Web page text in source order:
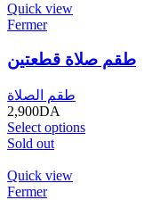
Quick view
Fermer
طقم صلاة قطعتين
طقم الصلاة
2,900DA
Select options
Sold out
Quick view
Fermer